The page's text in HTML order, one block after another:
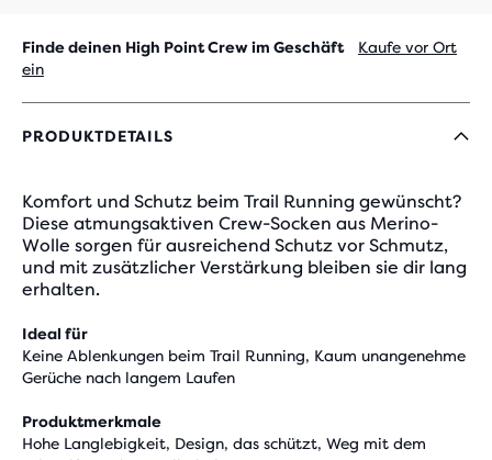
Finde deinen High Point Crew im Geschäft
Kaufe vor Ort
ein
PRODUKTDETAILS
Komfort und Schutz beim Trail Running gewünscht?
Diese atmungsaktiven Crew-Socken aus Merino-
Wolle sorgen für ausreichend Schutz vor Schmutz,
und mit zusätzlicher Verstärkung bleiben sie dir lang
erhalten.
Ideal für
Keine Ablenkungen beim Trail Running, Kaum unangenehme
Gerüche nach langem Laufen
Produktmerkmale
Hohe Langlebigkeit, Design, das schützt, Weg mit dem